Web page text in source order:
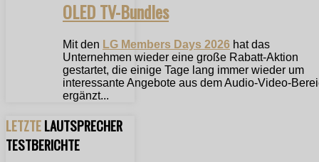
OLED TV-Bundles
Mit den LG Members Days 2026 hat das
Unternehmen wieder eine große Rabatt-Aktion
gestartet, die einige Tage lang immer wieder um
interessante Angebote aus dem Audio-Video-
ergänzt...
LETZTELAUTSPRECHER
TESTBERICHTE